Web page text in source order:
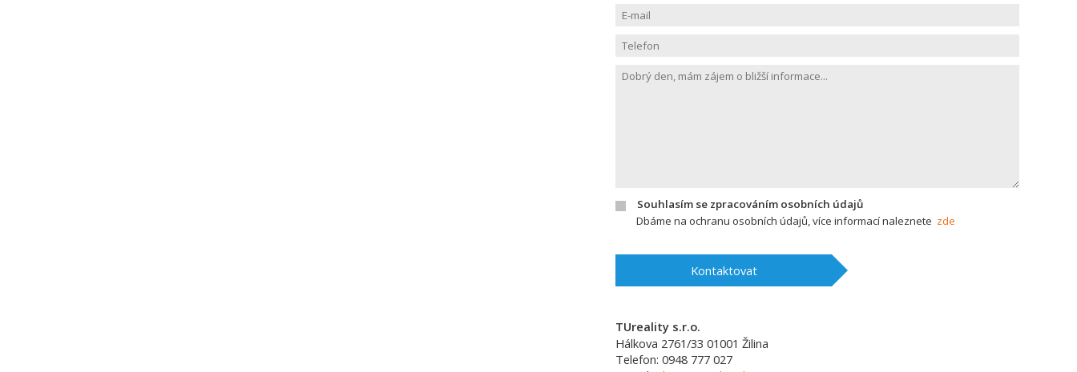
Souhlasím se zpracováním osobních údajů
Dbáme na ochranu osobních údajů, více informací naleznete zde
Kontaktovat
TUreality s.r.o.
Hálkova 2761/33 01001 Žilina
Telefon: 0948 777 027